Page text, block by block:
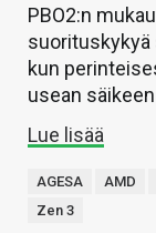
PBO2:n
suorituskykyä
kun
usean
Lue lisää
AGESA AMD
Zen 3